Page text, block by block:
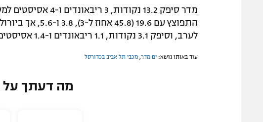
מדר סיפק 13.2
לערב, וסיפק 3.1 נקודות, 1.1 ריבאונדים ו-1.4 אסיסטים למשחק.
עוד באותו נושא: ים מדר מכבי תל אביב בכדורסל
מה דעתך על